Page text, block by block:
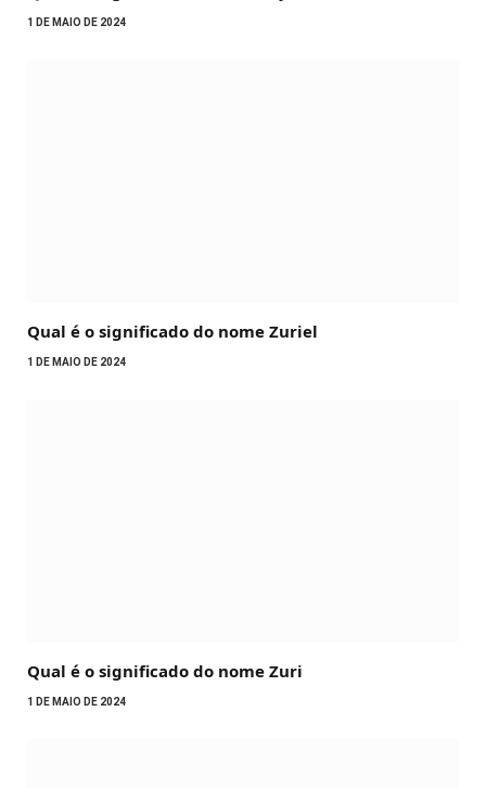
1 DE MAIO DE 2024
Qual é o significado do nome Zuriel
1 DE MAIO DE 2024
Qual é o significado do nome Zuri
1 DE MAIO DE 2024